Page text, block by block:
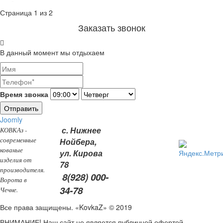
Страница 1 из 2
Заказать звонок
В данный момент мы отдыхаем
Время звонка
Отправить
Joomly
КОВКАз -
современные
кованые
изделия от
производителя.
Ворота в
Чечне.
с. Нижнее
Нойбера,
ул. Кирова
78
8(928) 000-
34-78
Все права защищены. «KovkaZ» © 2019